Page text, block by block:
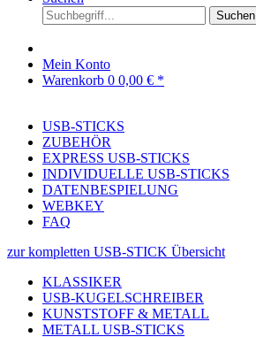
Suchen
Mein Konto
Warenkorb 0 0,00 € *
USB-STICKS
ZUBEHÖR
EXPRESS USB-STICKS
INDIVIDUELLE USB-STICKS
DATENBESPIELUNG
WEBKEY
FAQ
zur kompletten USB-STICK Übersicht
KLASSIKER
USB-KUGELSCHREIBER
KUNSTSTOFF & METALL
METALL USB-STICKS